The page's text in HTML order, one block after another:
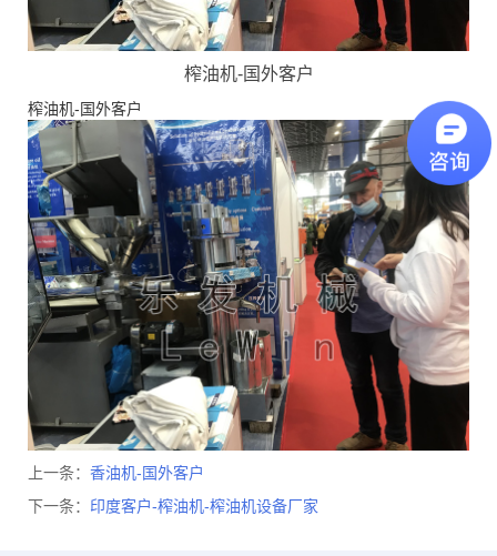
榨油机-国外客户
榨油机-国外客户
上一条： 香油机-国外客户
下一条： 印度客户-榨油机-榨油机设备厂家